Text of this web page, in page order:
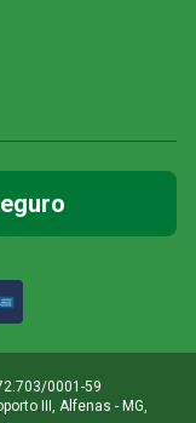
0001-59
III, Alfenas - MG,